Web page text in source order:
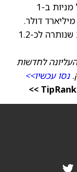
הגדיל את האישור לרכישה עצמית של מניות ב-1
מיליארד דולר, לסכום מצטבר של 5.4 מיליארד דולר.
הגדלה זו מעלה את היתרה המאושרת שנותרה לכ-1.2
לחדשות
נסו עכשיו>>